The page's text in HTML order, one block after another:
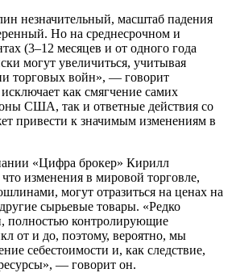
незначительный, масштаб падения
Но на среднесрочном и
(3–12 месяцев и от одного года
могут увеличиться, учитывая
торговых войн», — говорит
как смягчение самих
США, так и ответные действия со
привести к значимым изменениям в
«Цифра брокер» Кирилл
изменения в мировой торговле,
могут отразиться на ценах на
сырьевые товары. «Редко
полностью контролирующие
от и до, поэтому, вероятно, мы
себестоимости и, как следствие,
— говорит он.